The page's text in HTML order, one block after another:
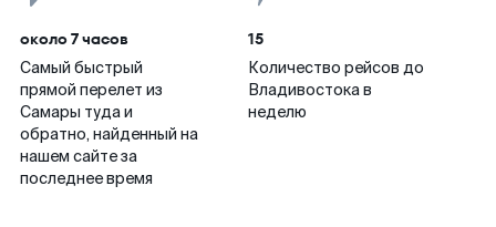
около 7 часов
Самый быстрый
прямой перелет из
Самары туда и
обратно, найденный на
нашем сайте за
последнее время
15
Количество рейсов до
Владивостока в
неделю